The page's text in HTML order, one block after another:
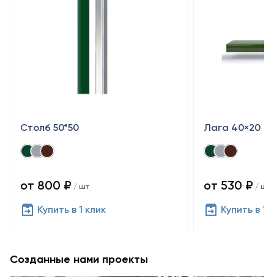
Столб 50*50
от 800 ₽ / шт
Купить в 1 клик
Лага 40×20
от 530 ₽ / шт
Купить в 1
Созданные нами проекты